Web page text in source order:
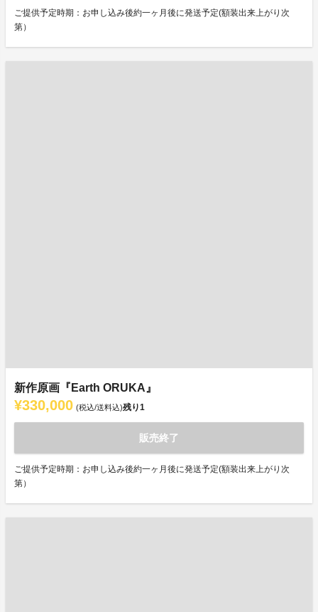
ご提供予定時期：お申し込み後約一ヶ月後に発送予定(額装出来上がり次
第）
新作原画『Earth ORUKA』
¥330,000 (税込/送料込)残り1
販売終了
ご提供予定時期：お申し込み後約一ヶ月後に発送予定(額装出来上がり次
第）